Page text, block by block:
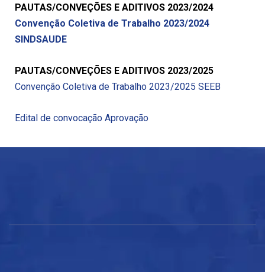
PAUTAS/CONVEÇÕES E ADITIVOS 2023/2024
Convenção Coletiva de Trabalho 2023/2024
SINDSAUDE
PAUTAS/CONVEÇÕES E ADITIVOS 2023/2025
Convenção Coletiva de Trabalho 2023/2025 SEEB
Edital de convocação Aprovação